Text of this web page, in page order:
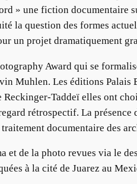
» une fiction documentaire
la question des formes
un projet dramatiquement
Award qui se
Muhlen. Les éditions
Taddeï elles ont
rétrospectif. La
documentaire des
et de la photo revues via le
à la cité de Juarez au